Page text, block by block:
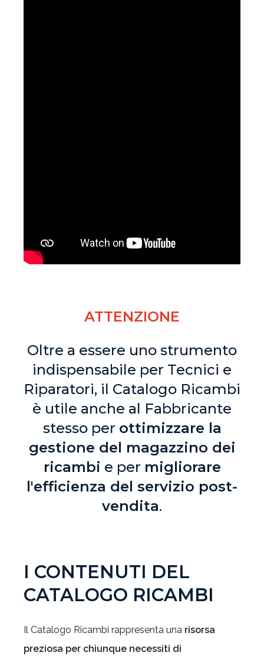
ATTENZIONE
Oltre a essere uno strumento
indispensabile per Tecnici e
Riparatori, il Catalogo Ricambi
è utile anche al Fabbricante
stesso per ottimizzare la
gestione del magazzino dei
ricambi e per migliorare
l'efficienza del servizio post-
vendita.
I CONTENUTI DEL
CATALOGO RICAMBI
Il Catalogo Ricambi rappresenta una risorsa
preziosa per chiunque necessiti di